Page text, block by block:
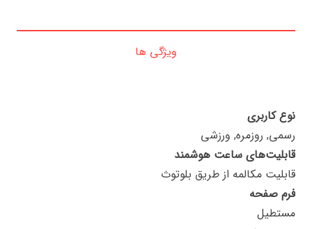
ویژگی ها
نوع کاربری
رسمی, روزمره, ورزشی
قابلیت‌های ساعت هوشمند
قابلیت مکالمه از طریق بلوتوث
فرم صفحه
مستطیل